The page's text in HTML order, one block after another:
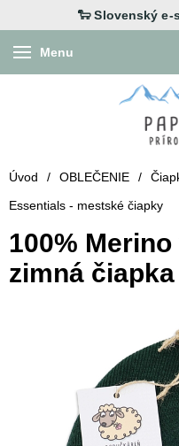
Menu
Úvod / OBLEČENIE /
Essentials - mestské čiapky
100%
zimná